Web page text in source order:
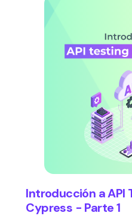
Introducción a API
Cypress - Parte 1